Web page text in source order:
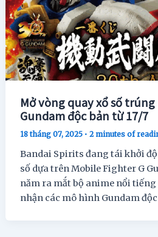
Mở vòng quay xổ số trúng
Gundam độc bản từ 17/7
18 tháng 07, 2025 •2 minutes of
Bandai Spirits đang tái khởi
số dựa trên Mobile Fighter G
năm ra mắt bộ anime nổi tiếng
nhận các mô hình Gundam độc